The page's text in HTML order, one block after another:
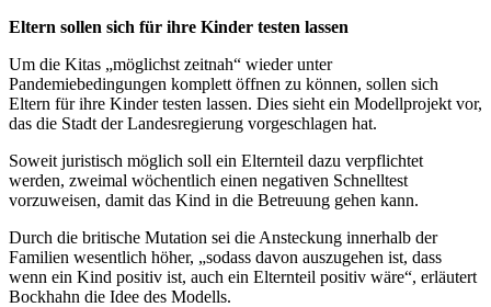
Eltern sollen sich für ihre Kinder testen lassen
Um die Kitas „möglichst zeitnah“ wieder unter
Pandemiebedingungen komplett öffnen zu können, sollen sich
Eltern für ihre Kinder testen lassen. Dies sieht ein Modellprojekt vor,
das die Stadt der Landesregierung vorgeschlagen hat.
Soweit juristisch möglich soll ein Elternteil dazu verpflichtet
werden, zweimal wöchentlich einen negativen Schnelltest
vorzuweisen, damit das Kind in die Betreuung gehen kann.
Durch die britische Mutation sei die Ansteckung innerhalb der
Familien wesentlich höher, „sodass davon auszugehen ist, dass
wenn ein Kind positiv ist, auch ein Elternteil positiv wäre“, erläutert
Bockhahn die Idee des Modells.